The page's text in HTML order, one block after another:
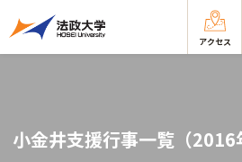
アクセス
小金井支援行事一覧（2016